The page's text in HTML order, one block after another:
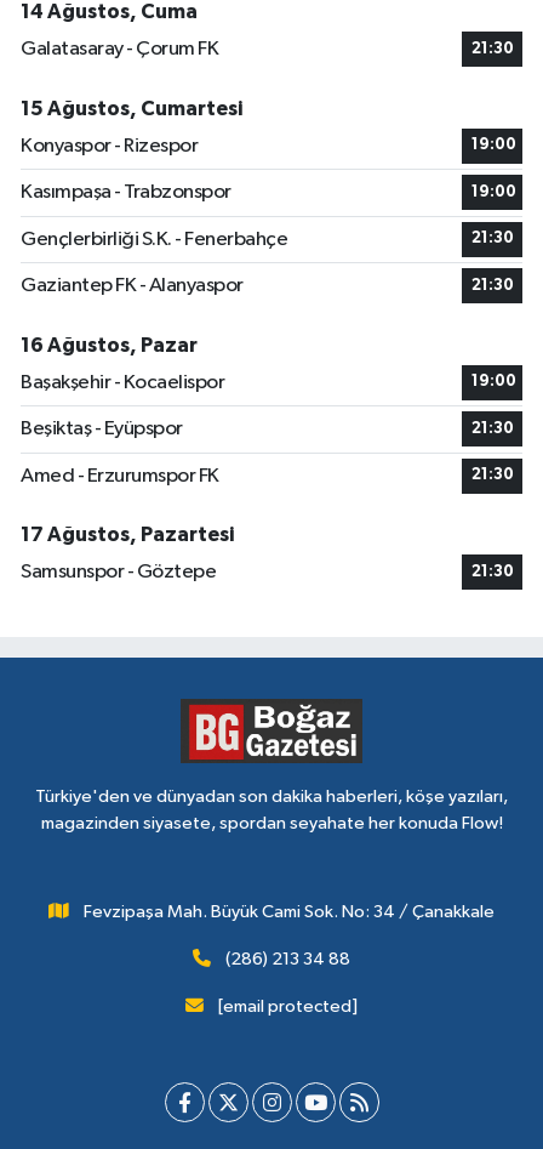
14 Ağustos, Cuma
Galatasaray - Çorum FK
21:30
15 Ağustos, Cumartesi
Konyaspor - Rizespor
19:00
Kasımpaşa - Trabzonspor 19:00
Gençlerbirliği S.K. - Fenerbahçe 21:30
Gaziantep FK - Alanyaspor 21:30
16 Ağustos, Pazar
Başakşehir - Kocaelispor
19:00
Beşiktaş - Eyüpspor 21:30
Amed - Erzurumspor FK 21:30
17 Ağustos, Pazartesi
Samsunspor - Göztepe
21:30
Türkiye'den ve dünyadan son dakika haberleri, köşe yazıları,
magazinden siyasete, spordan seyahate her konuda Flow!
Fevzipaşa Mah. Büyük Cami Sok. No: 34 / Çanakkale
(286) 213 34 88
[email protected]